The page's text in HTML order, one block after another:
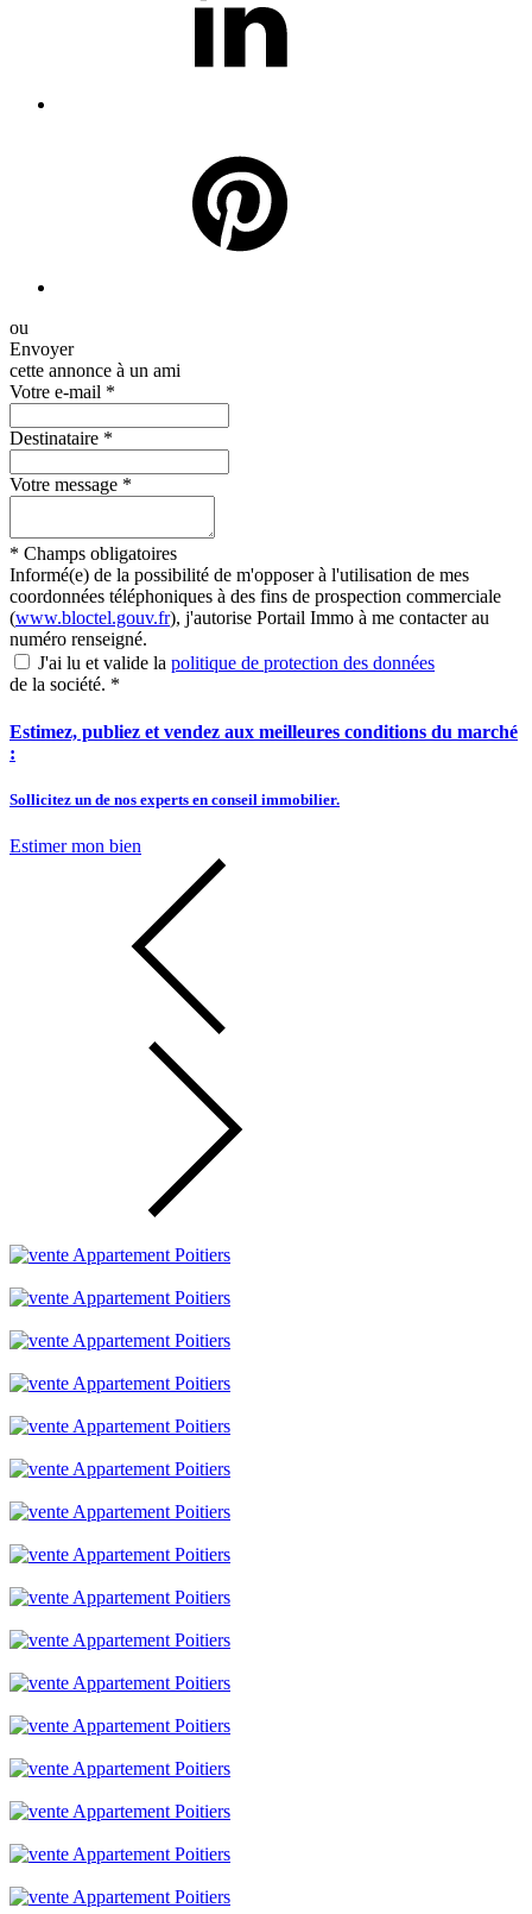
ou
Envoyer
cette annonce à un ami
Votre e-mail *
Destinataire *
Votre message *
* Champs obligatoires
Informé(e) de la possibilité de m'opposer à l'utilisation de mes
coordonnées téléphoniques à des fins de prospection commerciale
(www.bloctel.gouv.fr), j'autorise Portail Immo à me contacter au
numéro renseigné.
J'ai lu et valide la politique de protection des données
de la société. *
Estimez, publiez et vendez aux meilleures conditions du marché
:
Sollicitez un de nos experts en conseil immobilier.
Estimer mon bien